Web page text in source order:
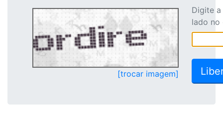
[trocar imagem]
Digite
lado no